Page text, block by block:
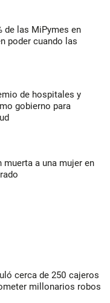
de las MiPymes en
poder cuando las
de hospitales y
gobierno para
muerta a una mujer en
cerca de 250 cajeros
millonarios robos